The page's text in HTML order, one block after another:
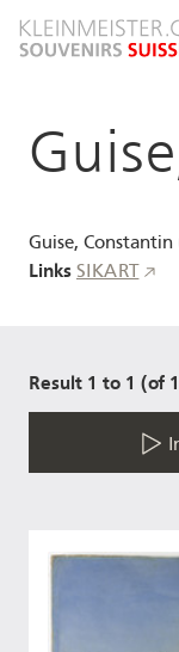
zum
Guise,
Links SIKART
Result 1 to 1 (of